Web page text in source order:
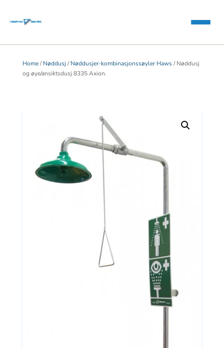
Home/Nøddusj /Nøddusjer-kombinasjonssøyler Haws/ Nøddusj
og øye/ansiktsdusj 8335 Axion.